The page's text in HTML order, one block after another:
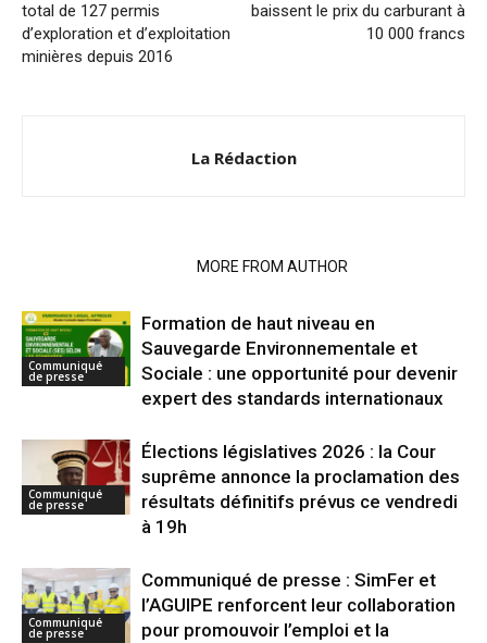
total de 127 permis
d’exploration et d’exploitation
minières depuis 2016
baissent le prix du carburant à
10 000 francs
La Rédaction
MORE FROM AUTHOR
Communiqué
de presse
Formation de haut niveau en
Sauvegarde Environnementale et
Sociale : une opportunité pour devenir
expert des standards internationaux
Communiqué
de presse
Élections législatives 2026 : la Cour
suprême annonce la proclamation des
résultats définitifs prévus ce vendredi
à 19h
Communiqué
de presse
Communiqué de presse : SimFer et
l’AGUIPE renforcent leur collaboration
pour promouvoir l’emploi et la